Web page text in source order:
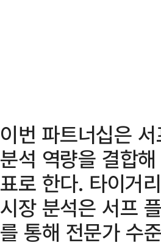
이번 파트너십은
분석 역량을 결합
표로 한다. 타이거
시장 분석은 서프
를 통해 전문가 수